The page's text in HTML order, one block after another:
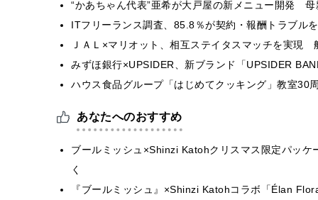
“かあちゃん代表”亜希が大戸屋の新メニュー開発
ITフリーランス調査、85.8％が契約・報酬トラブ
ＪＡＬ×マリオット、相互ステイタスマッチを実現
みずほ銀行×UPSIDER、新ブランド「UPSIDER
ハウス食品グループ「はじめてクッキング」教室
あなたへのおすすめ
ブールミッシュ×Shinzi Katohクリスマス限定パッ
く
『ブールミッシュ』×Shinzi Katohコラボ「Élan